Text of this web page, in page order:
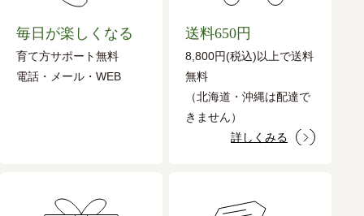
毎日が楽しくなる
育て方サポート無料
電話・メール・WEB
送料650円
8,800円(税込)以上で送料
無料
（北海道・沖縄は配達で
きません）
詳しくみる